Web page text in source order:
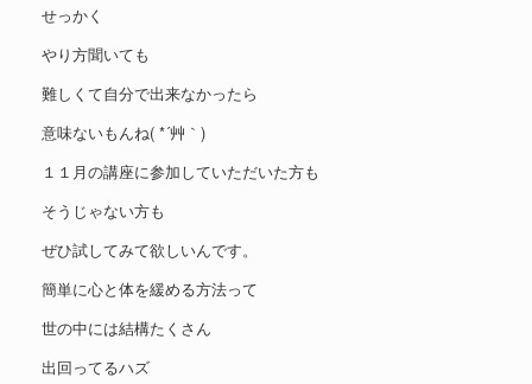
せっかく
やり方聞いても
難しくて自分で出来なかったら
意味ないもんね( *´艸｀)
１１月の講座に参加していただいた方も
そうじゃない方も
ぜひ試してみて欲しいんです。
簡単に心と体を緩める方法って
世の中には結構たくさん
出回ってるハズ